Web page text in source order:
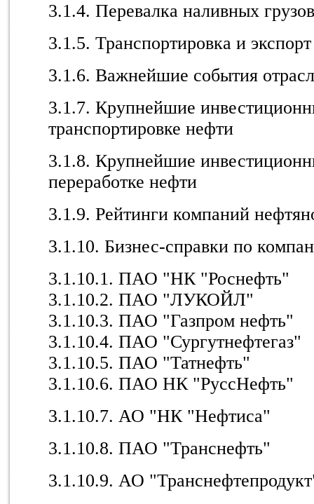
3.1.4. Перевалка наливных
3.1.5. Транспортировка и
3.1.6. Важнейшие события
3.1.7. Крупнейшие
транспортировке нефти
3.1.8. Крупнейшие
переработке нефти
3.1.9. Рейтинги компаний
3.1.10. Бизнес-справки по
3.1.10.1. ПАО "НК "Роснефть"
3.1.10.2. ПАО "ЛУКОЙЛ"
3.1.10.3. ПАО "Газпром нефть"
3.1.10.4. ПАО "Сургутнефтегаз"
3.1.10.5. ПАО "Татнефть"
3.1.10.6. ПАО НК "РуссНефть"
3.1.10.7. АО "НК "Нефтиса"
3.1.10.8. ПАО "Транснефть"
3.1.10.9. АО